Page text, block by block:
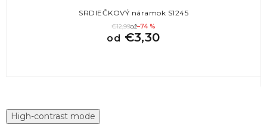
SRDIEČKOVÝ náramok S1245
€12,99až–74 %
od €3,30
High-contrast mode